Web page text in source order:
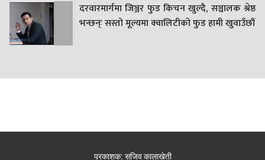
दरवारमार्गमा जिञ्जर फुड किचन खुल्दै, सञ्चालक श्रेष्ठ
भन्छन्ः सस्तो मूल्यमा क्वालिटीको फुड हामी खुवाउँछौं
प्रकाशक: सजिव कालाखेती